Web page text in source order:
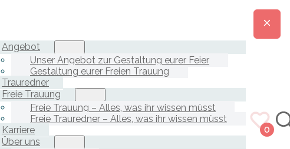
Angebot
Unser Angebot zur Gestaltung eurer Feier
Gestaltung eurer Freien Trauung
Trauredner
Freie Trauung
Freie Trauung – Alles, was ihr wissen müsst
Freie Trauredner – Alles, was ihr wissen müsst
Karriere
Über uns
0